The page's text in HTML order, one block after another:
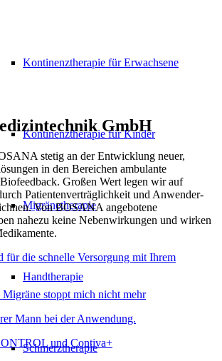
Kontinenztherapie für Erwachsene
Kontinenztherapie für Kinder
Migränetherapie
Handtherapie
Schmerztherapie
GmbH
stetig an der Entwicklung neuer,
in den Bereichen ambulante
Großen Wert legen wir auf
Patienten­verträglichkeit und Anwender­
Von BOSANA angebotene
nahezu keine Nebenwirkungen und wirken
für die schnelle Versorgung mit Ihrem